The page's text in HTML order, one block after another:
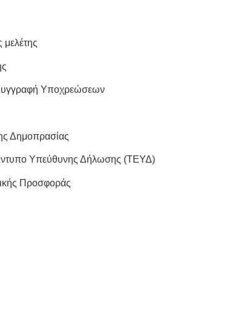
Υποχρεώσεων
Δημοπρασίας
Υπεύθυνης Δήλωσης (TEΥΔ)
Προσφοράς